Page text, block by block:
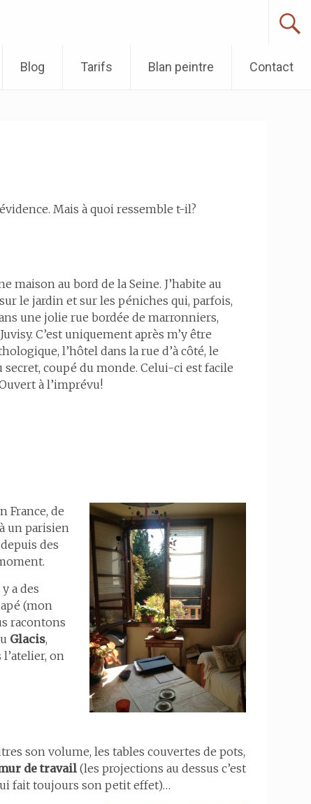
Blog Tarifs Blan peintre Contact
Mais à quoi ressemble t-il?
maison au bord de la Seine. J’habite au
le jardin et sur les péniches qui, parfois,
une jolie rue bordée de marronniers,
C’est uniquement après m’y être
l’hôtel dans la rue d’à côté, le
secret, coupé du monde. Celui-ci est facile
à l’imprévu!
France, de
un parisien
des
a des
(mon
racontons
Glacis,
on
son volume, les tables couvertes de pots,
de travail(les projections au dessus c’est
fait toujours son petit effet)…